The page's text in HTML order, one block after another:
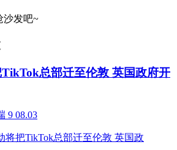
沙发吧~
总部迁至伦敦 英国政府开
9 08.03